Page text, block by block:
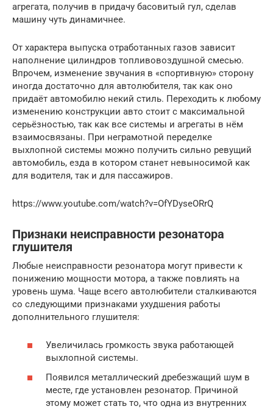
агрегата, получив в придачу басовитый гул, сделав
машину чуть динамичнее.
От характера выпуска отработанных газов зависит
наполнение цилиндров топливовоздушной смесью.
Впрочем, изменение звучания в «спортивную» сторону
иногда достаточно для автолюбителя, так как оно
придаёт автомобилю некий стиль. Переходить к любому
изменению конструкции авто стоит с максимальной
серьёзностью, так как все системы и агрегаты в нём
взаимосвязаны. При неграмотной переделке
выхлопной системы можно получить сильно ревущий
автомобиль, езда в котором станет невыносимой как
для водителя, так и для пассажиров.
https://www.youtube.com/watch?v=OfYDyseORrQ
Признаки неисправности резонатора
глушителя
Любые неисправности резонатора могут привести к
понижению мощности мотора, а также повлиять на
уровень шума. Чаще всего автолюбители сталкиваются
со следующими признаками ухудшения работы
дополнительного глушителя:
Увеличилась громкость звука работающей
выхлопной системы.
Появился металлический дребезжащий шум в
месте, где установлен резонатор. Причиной
этому может стать то, что одна из внутренних